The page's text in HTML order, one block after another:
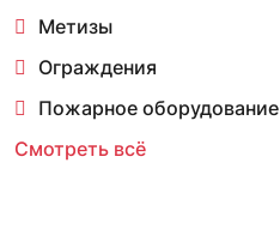
Метизы
Ограждения
Пожарное оборудование
Смотреть всё